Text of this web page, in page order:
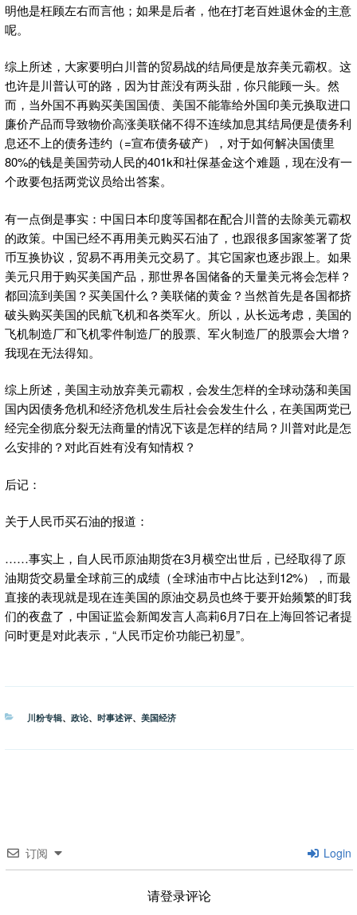
明他是枉顾左右而言他；如果是后者，他在打老百姓退休金的主意
呢。
综上所述，大家要明白川普的贸易战的结局便是放弃美元霸权。这
也许是川普认可的路，因为甘蔗没有两头甜，你只能顾一头。然
而，当外国不再购买美国国债、美国不能靠给外国印美元换取进口
廉价产品而导致物价高涨美联储不得不连续加息其结局便是债务利
息还不上的债务违约（=宣布债务破产），对于如何解决国债里
80%的钱是美国劳动人民的401k和社保基金这个难题，现在没有一
个政要包括两党议员给出答案。
有一点倒是事实：中国日本印度等国都在配合川普的去除美元霸权
的政策。中国已经不再用美元购买石油了，也跟很多国家签署了货
币互换协议，贸易不再用美元交易了。其它国家也逐步跟上。如果
美元只用于购买美国产品，那世界各国储备的天量美元将会怎样？
都回流到美国？买美国什么？美联储的黄金？当然首先是各国都挤
破头购买美国的民航飞机和各类军火。所以，从长远考虑，美国的
飞机制造厂和飞机零件制造厂的股票、军火制造厂的股票会大增？
我现在无法得知。
综上所述，美国主动放弃美元霸权，会发生怎样的全球动荡和美国
国内因债务危机和经济危机发生后社会会发生什么，在美国两党已
经完全彻底分裂无法商量的情况下该是怎样的结局？川普对此是怎
么安排的？对此百姓有没有知情权？
后记：
关于人民币买石油的报道：
……事实上，自人民币原油期货在3月横空出世后，已经取得了原
油期货交易量全球前三的成绩（全球油市中占比达到12%），而最
直接的表现就是现在连美国的原油交易员也终于要开始频繁的盯我
们的夜盘了，中国证监会新闻发言人高莉6月7日在上海回答记者提
问时更是对此表示，“人民币定价功能已初显”。
分
川粉专辑、 政论、 时事述评、 美国经济
订阅 Login
请登录评论